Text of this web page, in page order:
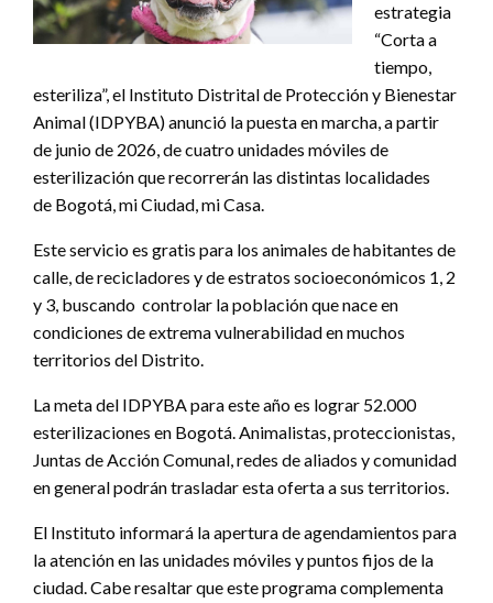
estrategia
“Corta a
tiempo,
esteriliza”, el Instituto Distrital de Protección y Bienestar
Animal (IDPYBA) anunció la puesta en marcha, a partir
de junio de 2026, de cuatro unidades móviles de
esterilización que recorrerán las distintas localidades
de Bogotá, mi Ciudad, mi Casa.
Este servicio es gratis para los animales de habitantes de
calle, de recicladores y de estratos socioeconómicos 1, 2
y 3, buscando controlar la población que nace en
condiciones de extrema vulnerabilidad en muchos
territorios del Distrito.
La meta del IDPYBA para este año es lograr 52.000
esterilizaciones en Bogotá. Animalistas, proteccionistas,
Juntas de Acción Comunal, redes de aliados y comunidad
en general podrán trasladar esta oferta a sus territorios.
El Instituto informará la apertura de agendamientos para
la atención en las unidades móviles y puntos fijos de la
ciudad. Cabe resaltar que este programa complementa